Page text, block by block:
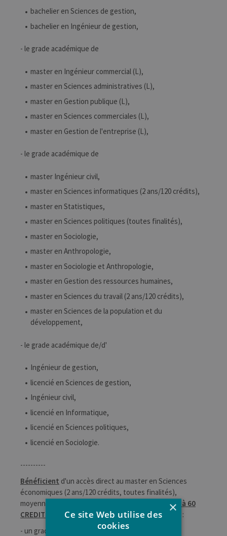
bachelier en Sciences de gestion,
bachelier en Ingénieur de gestion,
- le grade académique de
master en Ingénieur commercial (L),
master en Sciences administratives (L),
master en Gestion publique (L),
master en Sciences commerciales (L),
master en Gestion de l'entreprise (L),
- le grade académique de
master Ingénieur civil,
master en Sciences informatiques (2 ans/120 crédits),
master en Statistiques,
master en Sciences politiques (toutes finalités),
master en Sociologie,
master en Anthropologie,
master en Sociologie et Anthropologie,
master en Gestion des ressources humaines,
master en Sciences du travail (2 ans/120 crédits),
master en Sciences de la population et du
développement,
- le grade académique de/d'
Ingénieur de gestion,
licencié en Sciences de gestion,
Ingénieur civil,
licencié en Informatique,
licencié en Sciences politiques,
licencié en Sociologie.
----------
Bénéficient d'un accès direct au master en Sciences
économiques (2 ans/120 crédits, toutes finalités),
moyennant un
complément de programme de 45 à 60
CREDITS maximum, les étudiants qui portent, soit :
- un grade académique de
×
Ce site Web utilise des
cookies